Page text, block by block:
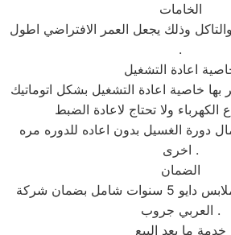
الخامات
وذلك يجعل العمر الافتراضي اطول
.
اعادة التشغيل
بها خاصية اعادة التشغيل بشكل اتوماتيك
الكهرباء ولا تحتاج لاعادة الضبط
دورة الغسيل بدون اعاده للدوره مره
اخرى .
الضمان
فترة الضمان غسالة ملابس دايو 5 سنوات شامل بضمان شركة
العربي جروب .
خدمة ما بعد البيع